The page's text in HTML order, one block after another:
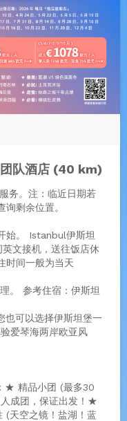
队酒店 (40 km)
务。注：临近日期若
剩余位置。
始。 Istanbul伊斯坦
文接机，送往饭店休
时间一般为当天
。 参考住宿：伊斯坦
也可以选择伊斯坦堡一
爱琴海两岸欧亚风
★ 精品小团 (最多30
成团，保证出发！★
(天空之镜！盐湖！蓝